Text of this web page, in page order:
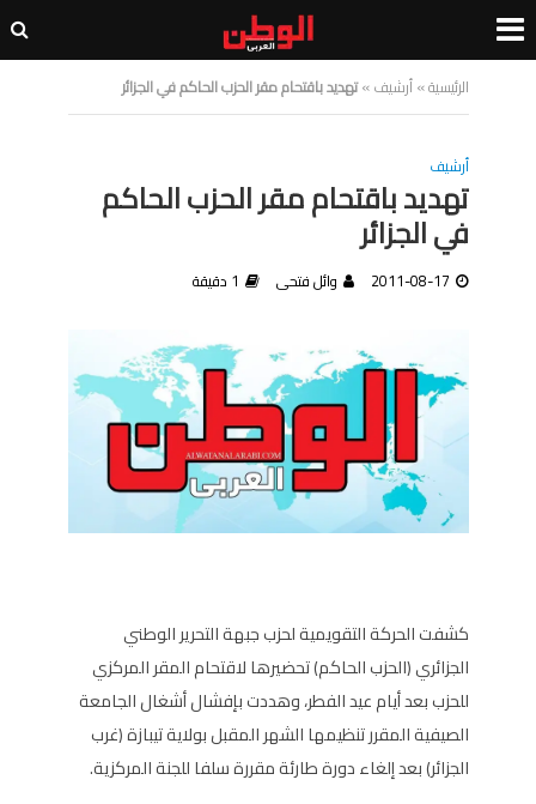
الرئيسية»أرشيف»تهديد باقتحام مقر الحزب الحاكم في الجزائر
أرشيف
تهديد باقتحام مقر الحزب الحاكم
في الجزائر
2011-08-17 وائل فتحى 1 دقيقة
كشفت الحركة التقويمية لحزب جبهة التحرير الوطني
الجزائري (الحزب الحاكم) تحضيرها لاقتحام المقر المركزي
للحزب بعد أيام عيد الفطر، وهددت بإفشال أشغال الجامعة
الصيفية المقرر تنظيمها الشهر المقبل بولاية تيبازة (غرب
الجزائر) بعد إلغاء دورة طارئة مقررة سلفا للجنة المركزية.